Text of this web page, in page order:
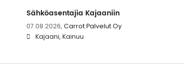
Sähköasentajia Kajaaniin
07.08.2026, Carrot Palvelut Oy
Kajaani, Kainuu